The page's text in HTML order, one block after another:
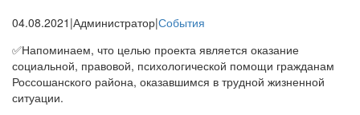
04.08.2021 |Администратор|События
✅Напоминаем, что целью проекта является оказание
социальной, правовой, психологической помощи гражданам
Россошанского района, оказавшимся в трудной жизненной
ситуации.